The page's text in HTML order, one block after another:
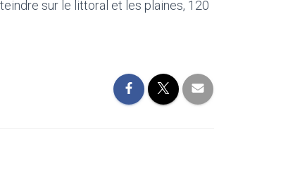
sur le littoral et les plaines, 120